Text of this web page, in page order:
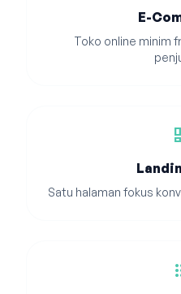
E-
Toko online minim
Satu halaman fokus